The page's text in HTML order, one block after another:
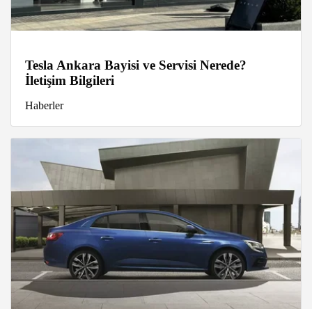
Tesla Ankara Bayisi ve Servisi Nerede?
İletişim Bilgileri
Haberler